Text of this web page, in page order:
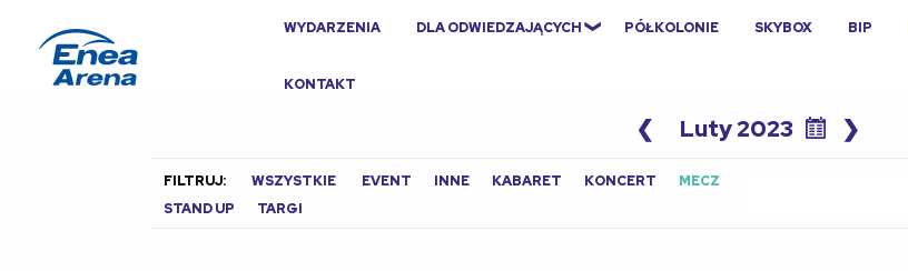
WYDARZENIA DLA ODWIEDZAJĄCYCH PÓŁKOLONIE SKYBOX BIP
KONTAKT
❮ Luty 2023 ❯
FILTRUJ: WSZYSTKIE EVENT INNE KABARET KONCERT
MECZ
STAND UP
TARGI